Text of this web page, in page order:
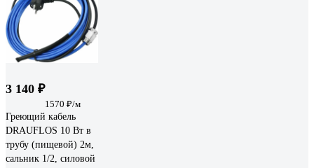
3 140 ₽
1570 ₽/м
Греющий кабель
DRAUFLOS 10 Вт в
трубу (пищевой) 2м,
сальник 1/2, силовой